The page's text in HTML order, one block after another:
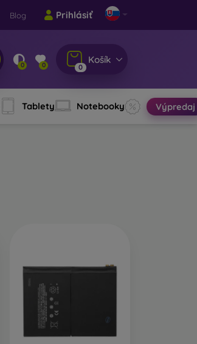
Blog Prihlásiť
0 0 0
Košík
Tablety Notebooky Výpredaj